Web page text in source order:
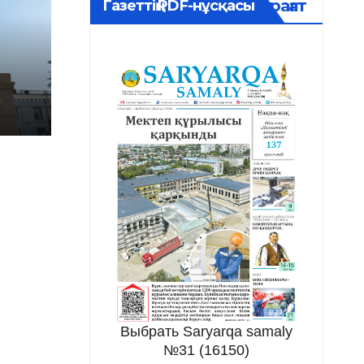
Газеттің PDF-нұсқасыМұрағат
Выбрать Saryarqa samaly
№31 (16150)